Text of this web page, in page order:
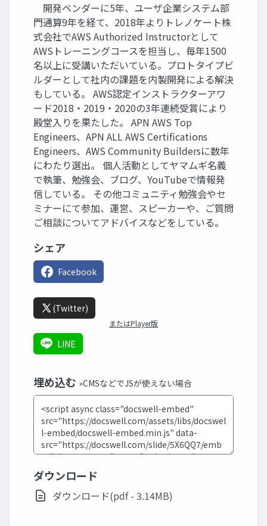
開発ベンダーに5年、ユーザ企業システム部
門通算9年を経て、2018年よりトレノケート株
式会社でAWS Authorized Instructorとして
AWSトレーニングコースを担当し、毎年1500
名以上に受講いただいている。プロトタイプビ
ルダーとして社内の課題を内製開発による解決
もしている。 AWS認定インストラクターアワ
ード2018・2019・2020の3年連続受賞により
殿堂入りを果たした。 APN AWS Top
Engineers、APN ALL AWS Certifications
Engineers、AWS Community Buildersに数年
にわたり選出。 個人活動としてヤマムギ名義
で執筆、勉強会、ブログ、YouTubeで情報発
信している。 その他コミュニティ勉強会やセ
ミナーにて参加、運営、スピーカーや、ご質問
ご相談についてアドバイスなどをしている。
シェア
Facebook
(Twitter)
またはPlayer版
LINE
埋め込む »CMSなどでJSが使えない場合
ダウンロード
ダウンロード(pdf - 3.14MB)